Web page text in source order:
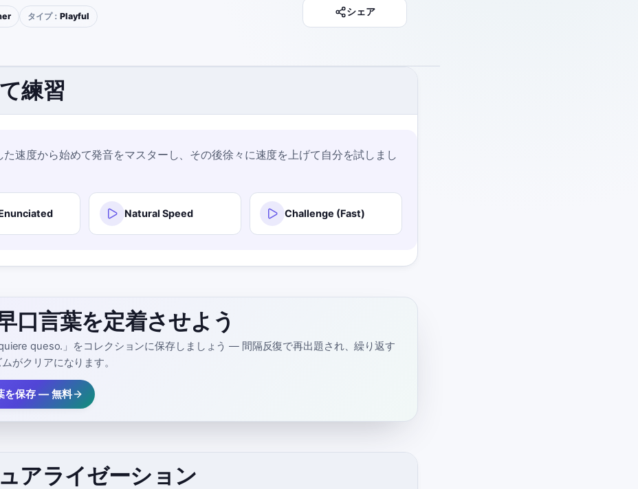
タイプ：Playful シェア
練習
た速度から始めて発音をマスターし、その後徐々に速度を上げて自分を試しまし
Natural Speed Challenge (Fast)
口言葉を定着させよう
quiere queso.」をコレクションに保存しましょう — 間隔反復で再出題され、繰り返す
がクリアになります。
を保存 — 無料
アライゼーション